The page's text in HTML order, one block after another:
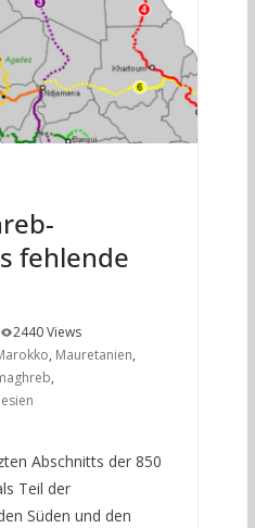
fehlende
2440 Views
, Mauretanien,
,
Abschnitts der 850
Teil der
Süden und den